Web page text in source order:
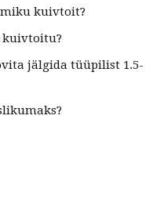
kuivtoit?
kuivtoitu?
jälgida tüüpilist 1.5-